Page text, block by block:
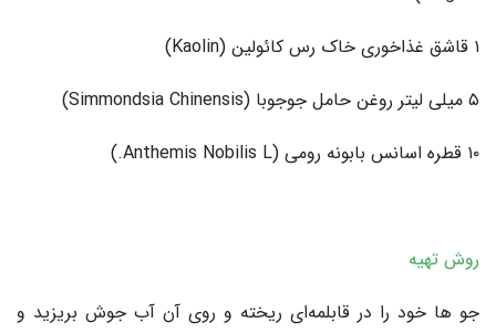
۱ قاشق غذاخوری خاک رس کائولین (Kaolin)
۵ میلی لیتر روغن حامل جوجوبا (Simmondsia Chinensis)
۱۰ قطره اسانس بابونه رومی (Anthemis Nobilis L.)
روش تهیه
جو ها خود را در قابلمه‌ای ریخته و روی آن آب جوش بریزید و